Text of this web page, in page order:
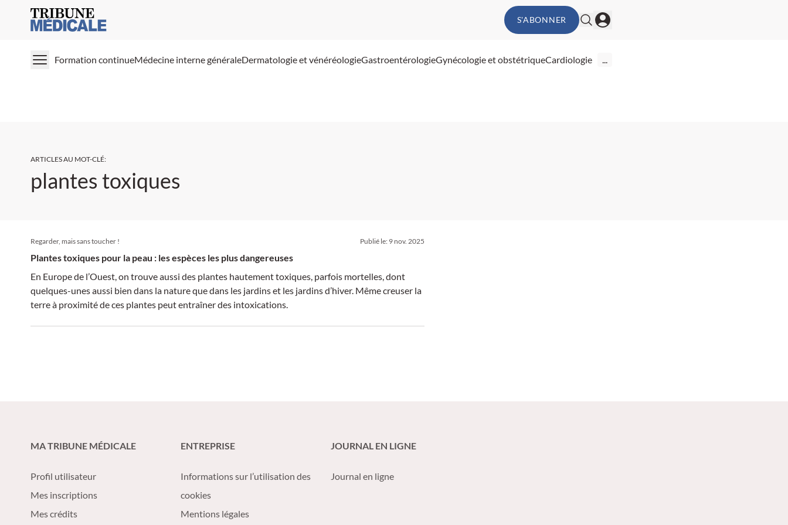
Medical Tribune S'ABONNER
Formation continueMédecine interne généraleDermatologie et vénéréologieGastroentérologieGynécologie et obstétriqueCardiologie ...
ARTICLES AU MOT-CLÉ:
plantes toxiques
Regarder, mais sans toucher ! Publié le: 9 nov. 2025
Plantes toxiques pour la peau : les espèces les plus dangereuses
En Europe de l’Ouest, on trouve aussi des plantes hautement toxiques, parfois mortelles, dont
quelques-unes aussi bien dans la nature que dans les jardins et les jardins d’hiver. Même creuser la
terre à proximité de ces plantes peut entraîner des intoxications.
MA TRIBUNE MÉDICALE
Profil utilisateur
Mes inscriptions
Mes crédits
ENTREPRISE
Informations sur l’utilisation des
cookies
Mentions légales
JOURNAL EN LIGNE
Journal en ligne